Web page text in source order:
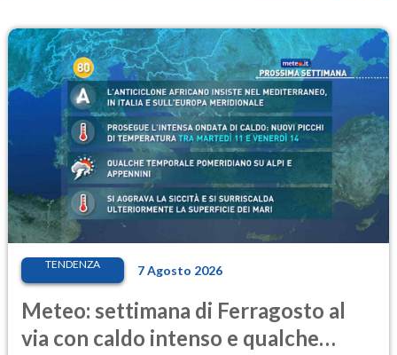
TENDENZA 7 Agosto 2026
Meteo: settimana di Ferragosto al
via con caldo intenso e qualche